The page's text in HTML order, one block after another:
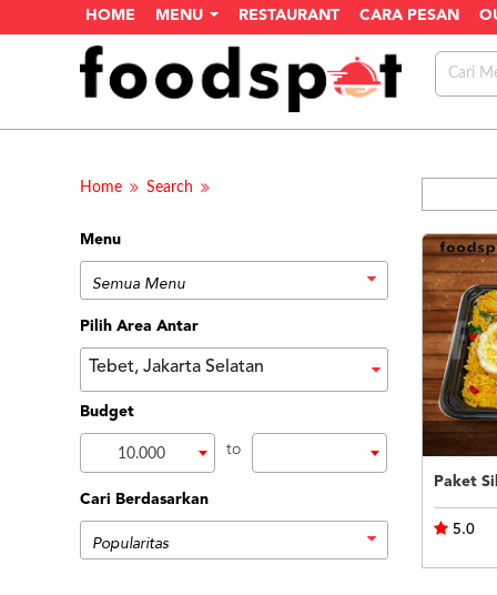
HOME MENU RESTAURANT CARA PESAN
Home Search
Menu
Pilih Area Antar
Tebet, Jakarta Selatan
Budget
10.000 to
Cari Berdasarkan
5.0